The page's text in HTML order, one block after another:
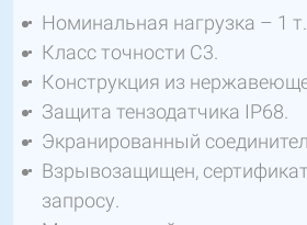
Номинальная нагрузка – 1 т.
Класс точности C3.
Конструкция из
Защита тензодатчика IP68.
Экранированный
Взрывозащищен,
запросу.